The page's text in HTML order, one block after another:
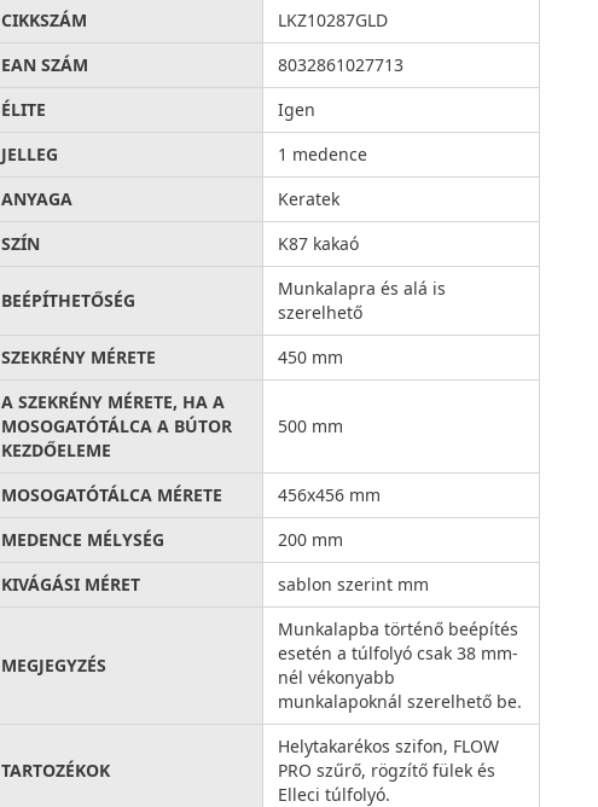
CIKKSZÁM
LKZ10287GLD
EAN SZÁM
8032861027713
ÉLITE
Igen
JELLEG
1 medence
ANYAGA
Keratek
SZÍN
K87 kakaó
BEÉPÍTHETŐSÉG
Munkalapra és alá is
szerelhető
SZEKRÉNY MÉRETE
450 mm
A SZEKRÉNY MÉRETE, HA A
MOSOGATÓTÁLCA A BÚTOR
KEZDŐELEME
500 mm
MOSOGATÓTÁLCA MÉRETE
456x456 mm
MEDENCE MÉLYSÉG
200 mm
KIVÁGÁSI MÉRET
sablon szerint mm
MEGJEGYZÉS
Munkalapba történő beépítés
esetén a túlfolyó csak 38 mm-
nél vékonyabb
munkalapoknál szerelhető be.
TARTOZÉKOK
Helytakarékos szifon, FLOW
PRO szűrő, rögzítő fülek és
Elleci túlfolyó.